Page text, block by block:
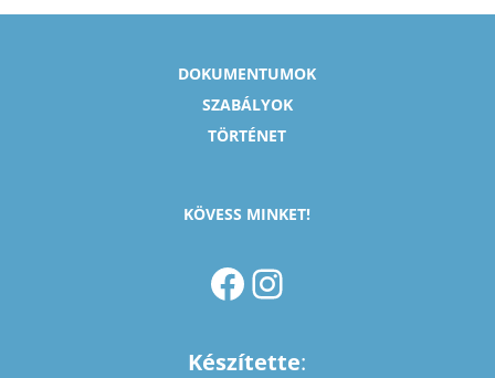
DOKUMENTUMOK
SZABÁLYOK
TÖRTÉNET
KÖVESS MINKET!
FACEBOOK INSTAGRAM
Készítette: